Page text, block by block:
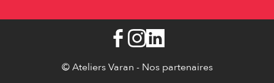
© Ateliers Varan - Nos partenaires